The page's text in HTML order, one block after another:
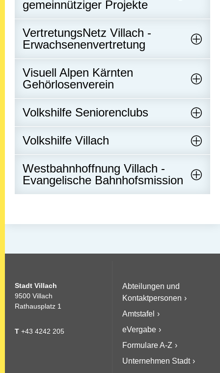
gemeinnütziger Projekte
VertretungsNetz Villach -
Erwachsenenvertretung
Visuell Alpen Kärnten
Gehörlosenverein
Volkshilfe Seniorenclubs
Volkshilfe Villach
Westbahnhoffnung Villach -
Evangelische Bahnhofsmission
Stadt Villach
9500 Villach
Rathausplatz 1
T +43 4242 205
Abteilungen und
Kontaktpersonen
Amtstafel
eVergabe
Formulare A-Z
Unternehmen Stadt